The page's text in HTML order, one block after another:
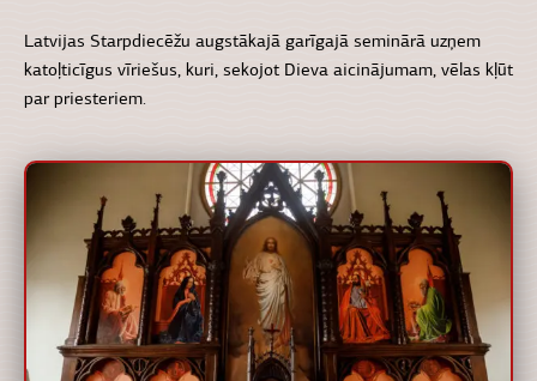
Latvijas Starpdiecēžu augstākajā garīgajā seminārā uzņem
katoļticīgus vīriešus, kuri, sekojot Dieva aicinājumam, vēlas kļūt
par priesteriem.